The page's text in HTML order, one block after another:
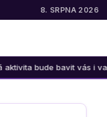
8. SRPNA 2026
bavit vás i vašeho psa